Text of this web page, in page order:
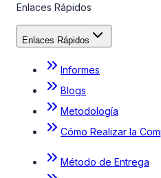
Enlaces Rápidos
Enlaces Rápidos
Informes
Blogs
Metodología
Cómo Realizar la
Método de Entrega